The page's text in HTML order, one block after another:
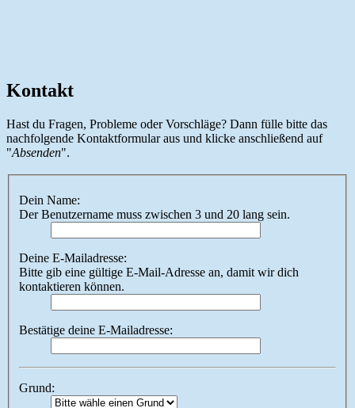
Kontakt
Hast du Fragen, Probleme oder Vorschläge? Dann fülle bitte das
nachfolgende Kontaktformular aus und klicke anschließend auf
"Absenden".
Dein Name:
Der Benutzername muss zwischen 3 und 20 lang sein.
Deine E-Mailadresse:
Bitte gib eine gültige E-Mail-Adresse an, damit wir dich
kontaktieren können.
Bestätige deine E-Mailadresse:
Grund: